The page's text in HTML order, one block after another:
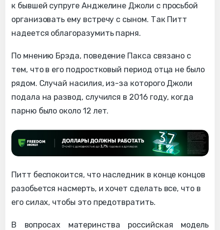
к бывшей супруге Анджелине Джоли с просьбой
организовать ему встречу с сыном. Так Питт
надеется облагоразумить парня.
По мнению Брэда, поведение Пакса связано с
тем, что в его подростковый период отца не было
рядом. Случай насилия, из-за которого Джоли
подала на развод, случился в 2016 году, когда
парню было около 12 лет.
Питт беспокоится, что наследник в конце концов
разобьется насмерть, и хочет сделать все, что в
его силах, чтобы это предотвратить.
В вопросах материнства российская модель